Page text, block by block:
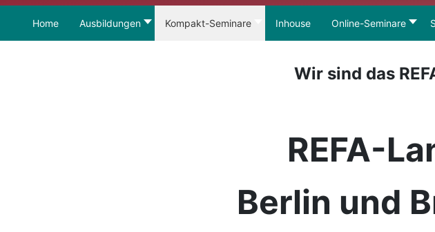
Home Ausbildungen Kompakt-Seminare Inhouse Online-Seminare
Wir sind das
REFA-
Berlin und